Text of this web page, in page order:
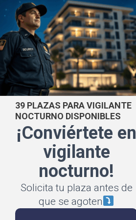
39 PLAZAS PARA VIGILANTE
NOCTURNO DISPONIBLES
¡Conviértete en
vigilante
nocturno!
Solicita tu plaza antes de
que se agoten